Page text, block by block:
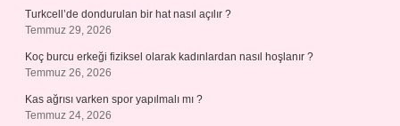
Turkcell’de dondurulan bir hat nasıl açılır ?
Temmuz 29, 2026
Koç burcu erkeği fiziksel olarak kadınlardan nasıl hoşlanır ?
Temmuz 26, 2026
Kas ağrısı varken spor yapılmalı mı ?
Temmuz 24, 2026